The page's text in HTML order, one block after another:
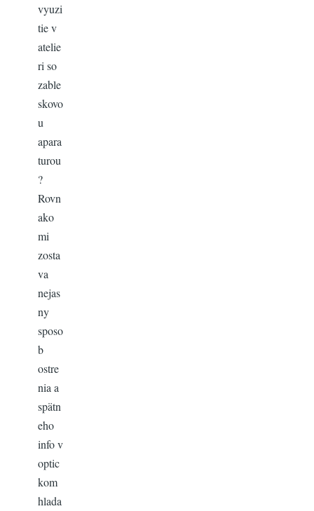
vyuzi
tie v
atelie
ri so
zable
skovo
u
apara
turou
?
Rovn
ako
mi
zosta
va
nejas
ny
sposo
b
ostre
nia a
spätn
eho
info v
optic
kom
hlada